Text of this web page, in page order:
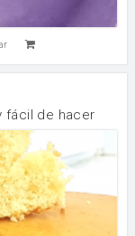
fácil de hacer